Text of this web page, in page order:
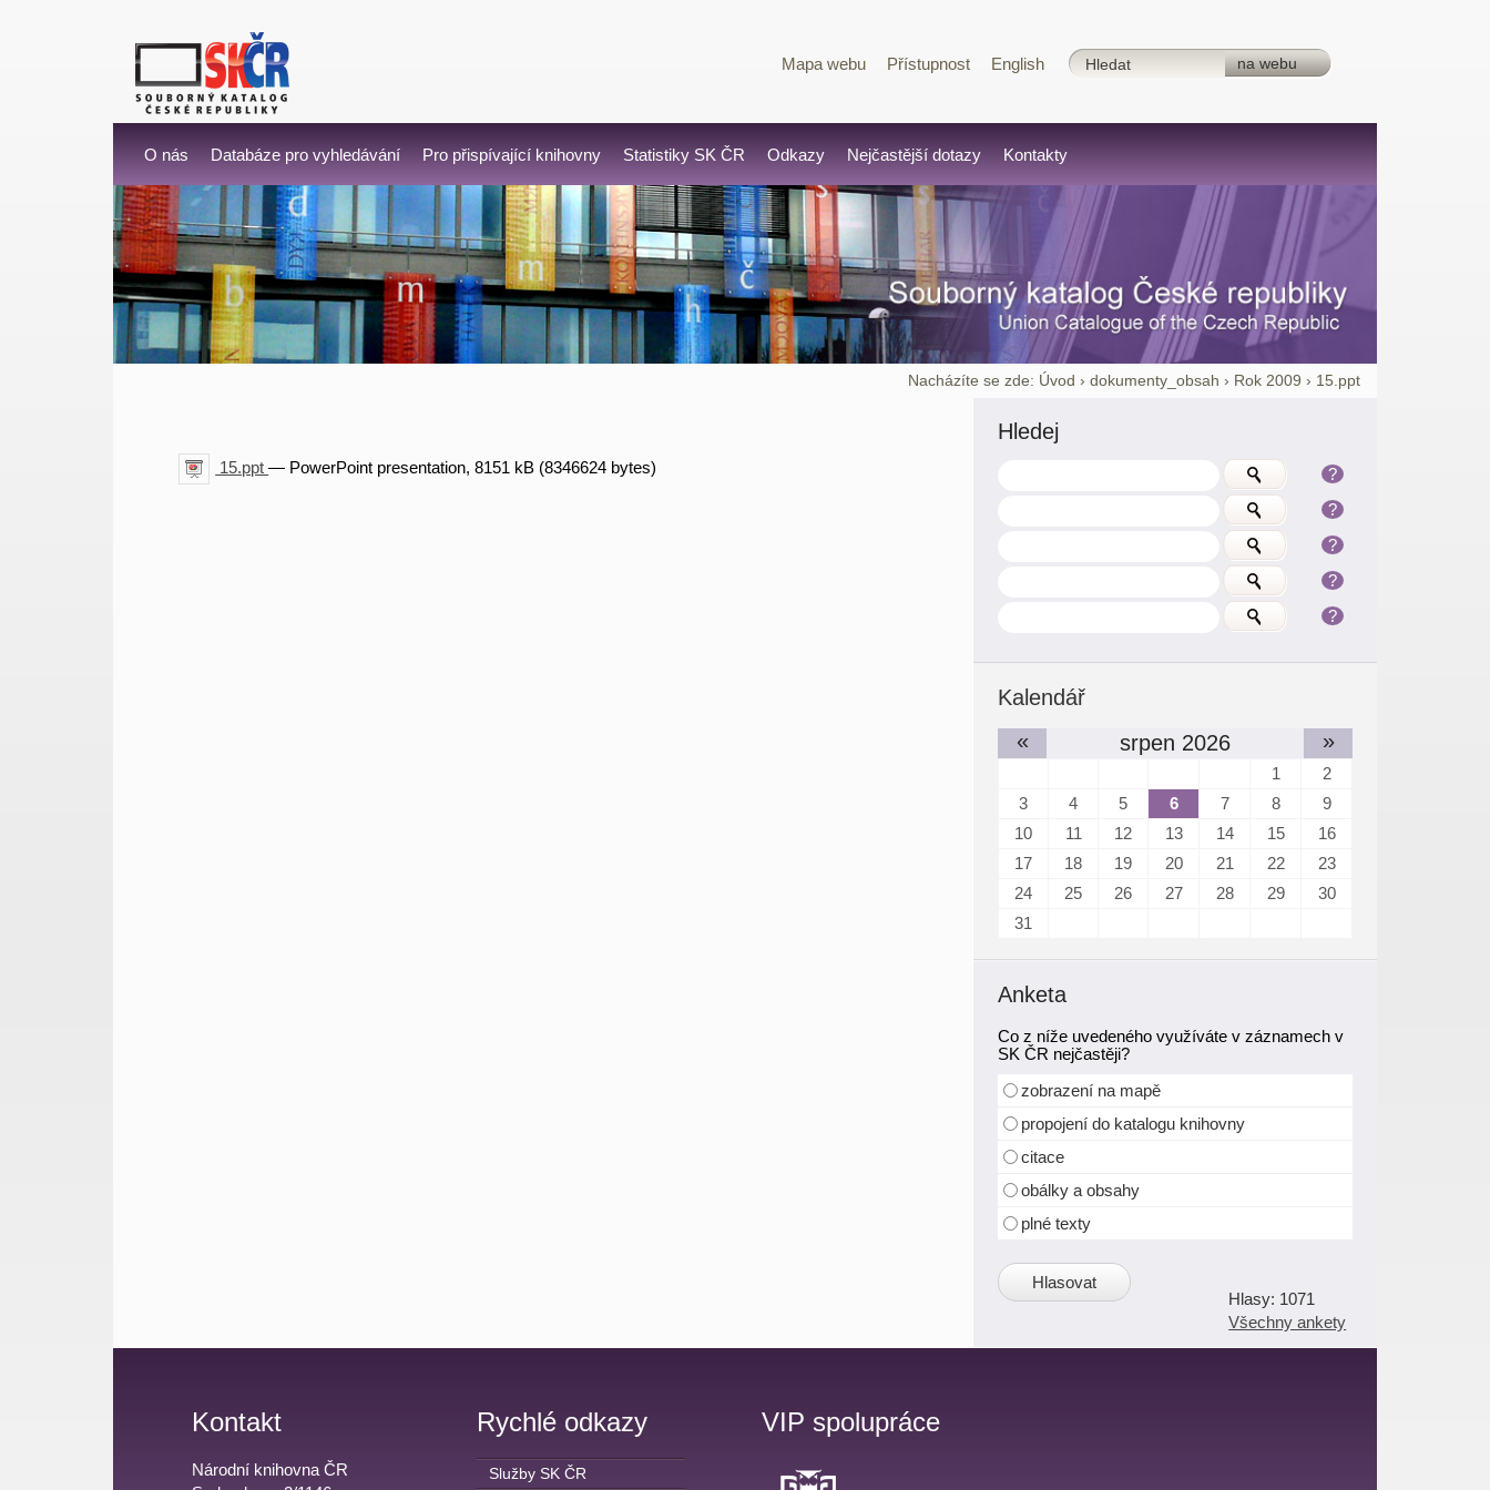
Mapa webu Přístupnost English
O nás Databáze pro vyhledávání Pro přispívající knihovny Statistiky SK ČR Odkazy Nejčastější dotazy Kontakty
Nacházíte se zde: Úvod ›dokumenty_obsah › Rok 2009 › 15.ppt
15.ppt— PowerPoint presentation, 8151 kB (8346624 bytes)
Hledej
?
?
?
?
?
Kalendář
«
srpen 2026 »
1
2
3
4 5 6 7 8
9
10
11 12 13 14 15
16
17
18 19 20 21 22
23
24
25 26 27 28 29
30
31
Anketa
Co z níže uvedeného využíváte v záznamech v
SK ČR nejčastěji?
zobrazení na mapě
propojení do katalogu knihovny
citace
obálky a obsahy
plné texty
1071
Všechny ankety
Kontakt
Národní knihovna ČR
Rychlé odkazy
Služby SK ČR
VIP spolupráce